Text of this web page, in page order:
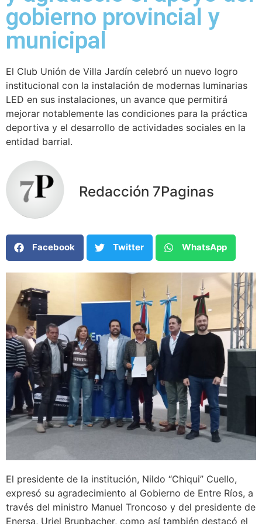
gobierno provincial y
municipal
El Club Unión de Villa Jardín celebró un nuevo logro
institucional con la instalación de modernas luminarias
LED en sus instalaciones, un avance que permitirá
mejorar notablemente las condiciones para la práctica
deportiva y el desarrollo de actividades sociales en la
entidad barrial.
Redacción 7Paginas
Facebook Twitter WhatsApp
El presidente de la institución, Nildo “Chiqui” Cuello,
expresó su agradecimiento al Gobierno de Entre Ríos, a
través del ministro Manuel Troncoso y del presidente de
Enersa, Uriel Brupbacher, como así también destacó el